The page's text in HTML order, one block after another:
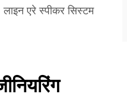
लाइन एरे स्पीकर सिस्टम